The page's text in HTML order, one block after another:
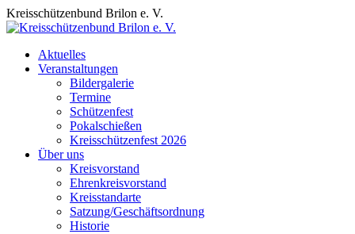
Zum
Inhalt
Kreisschützenbund Brilon e. V.
Aktuelles
Veranstaltungen
Bildergalerie
Termine
Schützenfest
Pokalschießen
Kreisschützenfest 2026
Über uns
Kreisvorstand
Ehrenkreisvorstand
Kreisstandarte
Satzung/Geschäftsordnung
Historie